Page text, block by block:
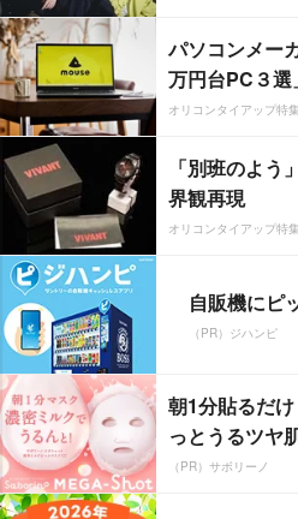
パソコンメー
万円台PC３選
オリコンタイアップ特集
「別班のよ
界観再現
オリコンタイアップ特集
自販機にピ
（PR）ジハンピ
朝1分貼るだ
っとうるツヤ
（PR）サボリーノ